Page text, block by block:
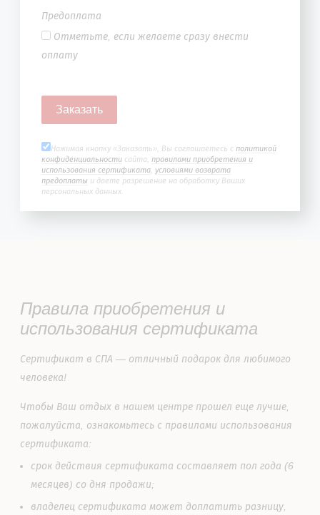
Предоплата
Отметьте, если желаете сразу внести
оплату
Нажимая кнопку «Заказать», Вы соглашаетесь с политикой
конфиденциальности сайта, правилами приобретения и
использования сертификата ,условиями возврата
предоплаты и даете разрешение на обработку Ваших
персональных данных.
Правила приобретения и
использования сертификата
Сертификат в СПА — отличный подарок для любимого
человека!
Чтобы Ваш отдых в нашем центре прошел еще лучше,
пожалуйста, ознакомьтесь с правилами использования
сертификата:
срок действия сертификата составляет пол года (6
месяцев) со дня продажи;
владелец сертификата может доплатить разницу,